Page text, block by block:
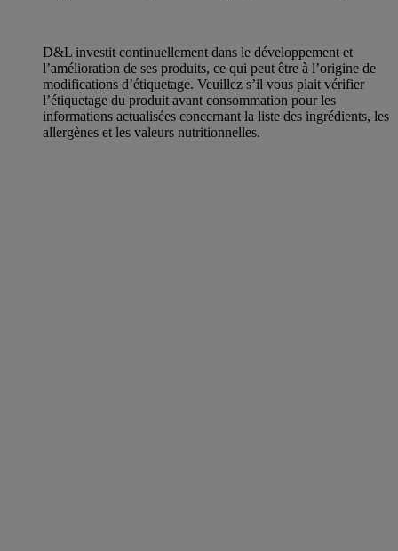
D&L investit continuellement dans le développement et
l’amélioration de ses produits, ce qui peut être à l’origine de
modifications d’étiquetage. Veuillez s’il vous plait vérifier
l’étiquetage du produit avant consommation pour les
informations actualisées concernant la liste des ingrédients, les
allergènes et les valeurs nutritionnelles.